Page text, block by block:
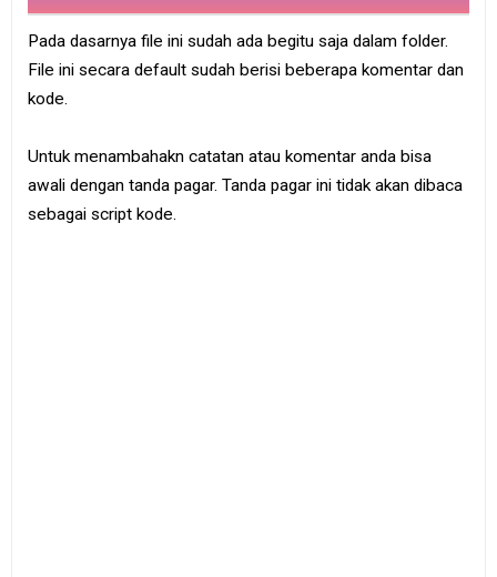
Pada dasarnya file ini sudah ada begitu saja dalam folder.
File ini secara default sudah berisi beberapa komentar dan
kode.
Untuk menambahakn catatan atau komentar anda bisa
awali dengan tanda pagar. Tanda pagar ini tidak akan dibaca
sebagai script kode.